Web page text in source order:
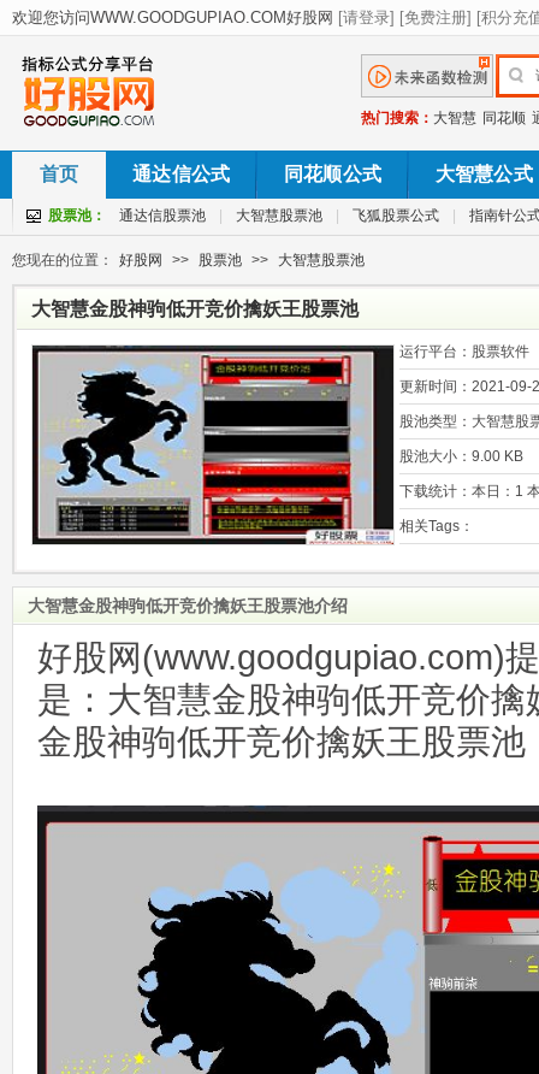
热门搜索： 大智慧 同花顺
首页 通达信公式 同花顺公式 大智慧公式
股票池： 通达信股票池 大智慧股票池 飞狐股票公式 指南针公
您现在的位置： 好股网 >> 股票池 >> 大智慧股票池
大智慧金股神驹低开竞价擒妖王股票池
运行平台： 股票软件
更新时间： 2021-09-
股池类型： 大智慧股
股池大小： 9.00 KB
下载统计： 本日：1
相关Tags：
大智慧金股神驹低开竞价擒妖王股票池介绍
好股网(www.goodgupiao.com)
是：大智慧金股神驹低开竞价擒
金股神驹低开竞价擒妖王股票池